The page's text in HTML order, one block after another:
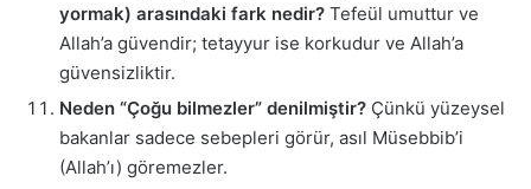
yormak) arasındaki fark nedir? Tefeül umuttur ve
Allah’a güvendir; tetayyur ise korkudur ve Allah’a
güvensizliktir.
Neden “Çoğu bilmezler” denilmiştir? Çünkü yüzeysel
bakanlar sadece sebepleri görür, asıl Müsebbib’i
(Allah’ı) göremezler.